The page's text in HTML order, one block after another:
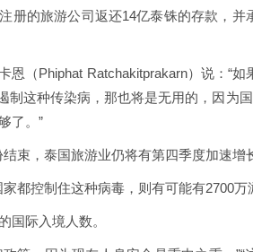
册的旅游公司返还14亿泰铢的存款，
恩（Phiphat Ratchakitprakarn）说：“
制这种传染病，那也将是无用的，因为
了。”
束，泰国旅游业仍将有第四季度加速增
都控制住这种病毒，则有可能有2700万
国际入境人数。